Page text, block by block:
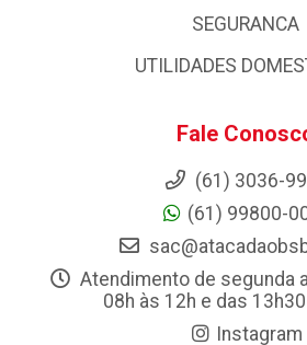
SEGURANCA
UTILIDADES
Fale
(61) 3036-
(61) 99800-
Atendimento de segunda
08h às 12h e das
Instagram